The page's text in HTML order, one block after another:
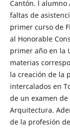
Cantón. l alumno
faltas de
primer curso de
al Honorable
primer año en la
materias
la creación de la
intercalados en
de un examen
Arquitectura.
de la profesión